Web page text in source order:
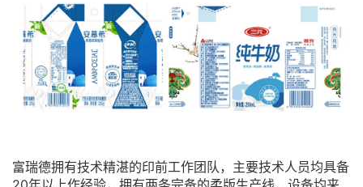
富瑞德拥有技术精湛的印前工作团队，主要技术人员均具备